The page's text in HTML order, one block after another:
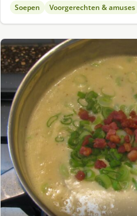
Soepen Voorgerechten & amuses